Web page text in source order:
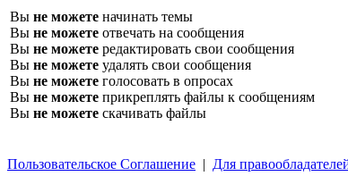
Вы не можете начинать темы
Вы не можете отвечать на сообщения
Вы не можете редактировать свои сообщения
Вы не можете удалять свои сообщения
Вы не можете голосовать в опросах
Вы не можете прикреплять файлы к сообщениям
Вы не можете скачивать файлы
Пользовательское Соглашение | Для